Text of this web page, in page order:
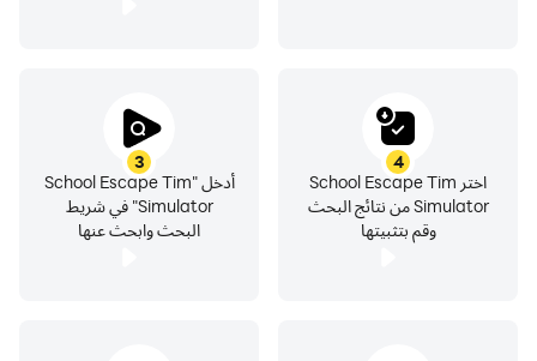
3
أدخل "School Escape Tim
Simulator" في شريط
البحث وابحث عنها
4
اختر School Escape Tim
Simulator من نتائج البحث
وقم بتثبيتها